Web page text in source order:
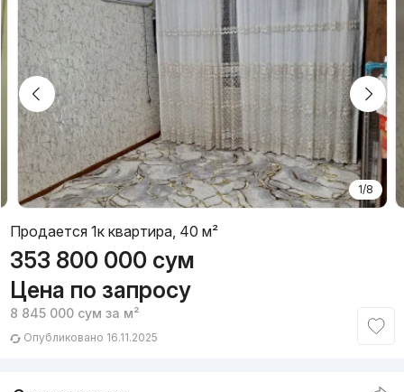
1/8
Продается 1к квартира, 40 м²
353 800 000 сум
Цена по запросу
8 845 000 сум за м²
Опубликовано 16.11.2025